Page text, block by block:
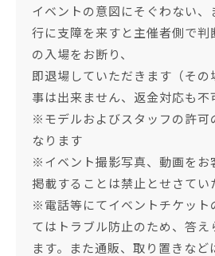
イベントの意図にそぐわない、
行に支障を来すと主催者側で判
の入場をお断り、
即退場していただきます（その
事は出来ません、返金対応も不
※モデルおよびスタッフの許可
なります
※イベント撮影写真、動画をお
掲載することは禁止とせさてい
※電話等にてイベントチケット
てはトラブル防止のため、答え
ます。また通販、取り置きなど